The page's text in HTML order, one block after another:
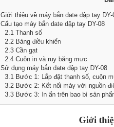
Giới thiệu về máy bắn date dập tay DY-
Cấu tạo máy bắn date dập tay DY-08
2.1Thanh số
2.2Bảng điều khiển
2.3Cần gạt
2.4Cuộn in và ruy băng mực
Sử dụng máy bắn date dập tay DY-08
3.1Bước 1: Lắp đặt thanh số, cuộn
3.2Bước 2: Kết nối máy với nguồn
3.3Bước 3: In ấn trên bao bì sản
Giới